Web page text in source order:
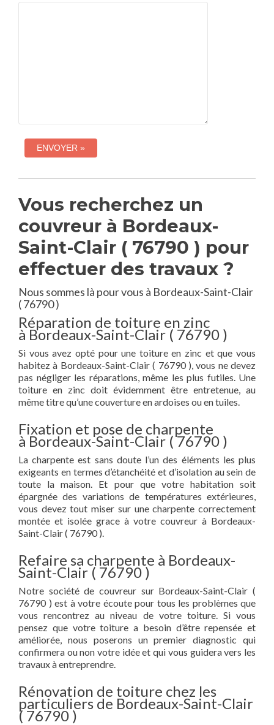
Vous recherchez un
couvreur à Bordeaux-
Saint-Clair ( 76790 ) pour
effectuer des travaux ?
Nous sommes là pour vous à Bordeaux-Saint-Clair
( 76790 )
Réparation de toiture en zinc
à Bordeaux-Saint-Clair ( 76790 )
Si vous avez opté pour une toiture en zinc et que vous
habitez à Bordeaux-Saint-Clair ( 76790 ), vous ne devez
pas négliger les réparations, même les plus futiles. Une
toiture en zinc doit évidemment être entretenue, au
même titre qu’une couverture en ardoises ou en tuiles.
Fixation et pose de charpente
à Bordeaux-Saint-Clair ( 76790 )
La charpente est sans doute l’un des éléments les plus
exigeants en termes d’étanchéité et d’isolation au sein de
toute la maison. Et pour que votre habitation soit
épargnée des variations de températures extérieures,
vous devez tout miser sur une charpente correctement
montée et isolée grace à votre couvreur à Bordeaux-
Saint-Clair ( 76790 ).
Refaire sa charpente à Bordeaux-
Saint-Clair ( 76790 )
Notre société de couvreur sur Bordeaux-Saint-Clair (
76790 ) est à votre écoute pour tous les problèmes que
vous rencontrez au niveau de votre toiture. Si vous
pensez que votre toiture a besoin d’être repensée et
améliorée, nous poserons un premier diagnostic qui
confirmera ou non votre idée et qui vous guidera vers les
travaux à entreprendre.
Rénovation de toiture chez les
particuliers de Bordeaux-Saint-Clair
( 76790 )